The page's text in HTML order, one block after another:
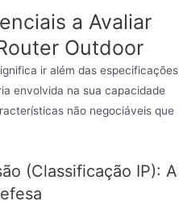
a Avaliar
Outdoor
ir além das especificações
envolvida na sua capacidade
não negociáveis que
(Classificação IP): A